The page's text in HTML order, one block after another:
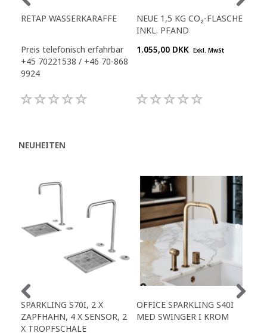
RETAP WASSERKARAFFE
Preis telefonisch erfahrbar
+45 70221538 / +46 70-868
9924
NEUE 1,5 KG CO₂-FLASCHE
INKL. PFAND
1.055,00 DKK Exkl. MwSt
NEUHEITEN
SPARKLING S70I, 2 X
ZAPFHAHN, 4 X SENSOR, 2
X TROPFSCHALE
OFFICE SPARKLING S40I
MED SWINGER I KROM